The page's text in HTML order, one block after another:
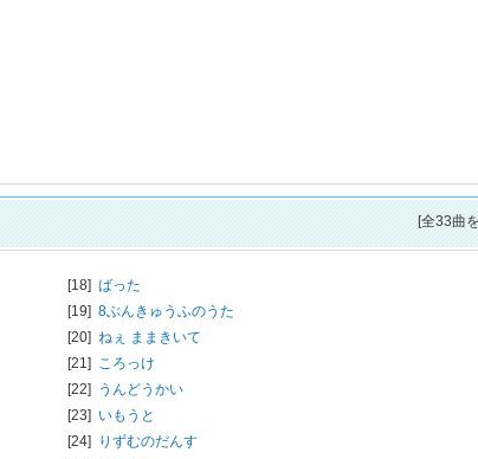
[全33曲
[18] ばった
[19] 8ぶんきゅうふのうた
[20] ねぇ ままきいて
[21] ころっけ
[22]
うんどうかい
[23] いもうと
[24]
りずむのだんす